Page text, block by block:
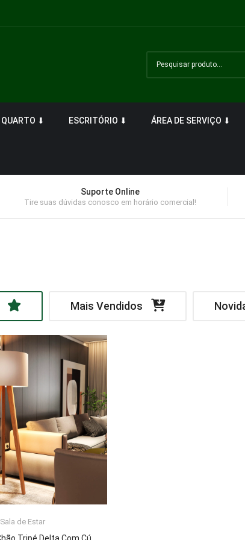
QUARTO ⬇ ESCRITÓRIO ⬇ ÁREA DE SERVIÇO ⬇
Suporte Online
Tire suas dúvidas conosco em horário comercial!
Mais Vendidos
Sala de Estar
LER MAIS